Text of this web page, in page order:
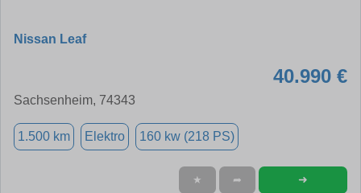
Nissan Leaf
40.990 €
Sachsenheim, 74343
1.500 km Elektro 160 kw (218 PS)
★ ➦ ➜